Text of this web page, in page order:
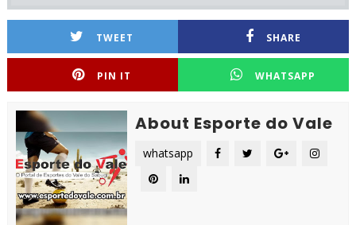
TWEET SHARE
PIN IT WHATSAPP
About Esporte do Vale
whatsapp